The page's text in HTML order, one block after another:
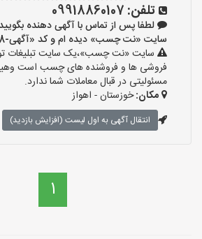
تلفن: 09918860107
لطفا پس از تماس با آگهی دهنده
سایت «نت چسب» دیده ام و کد «آگهی-28» را اعلام کنید»
سایت «نت چسب»،یک سایت تبلیغات
فروشی ها و فروشنده های چسب است
مسئولیتی در قبال معاملات شما ندارد.
مکان:خوزستان - اهواز
انتقال آگهی به اول لیست (افزایش بازدید)
1